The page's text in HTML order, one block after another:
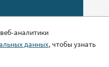
аналитики
данных, чтобы узнать